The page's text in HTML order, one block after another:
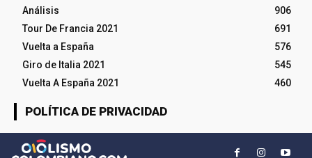
Análisis
906
Tour De Francia 2021
691
Vuelta a España
576
Giro de Italia 2021
545
Vuelta A España 2021
460
POLÍTICA DE PRIVACIDAD